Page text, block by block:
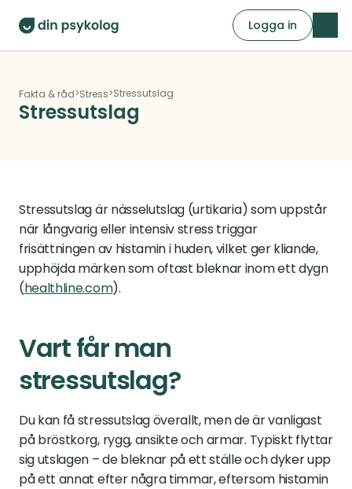
Logga in
Fakta & råd>Stress>Stressutslag
Stressutslag
Stressutslag är nässelutslag (urtikaria) som uppstår
när långvarig eller intensiv stress triggar
frisättningen av histamin i huden, vilket ger kliande,
upphöjda märken som oftast bleknar inom ett dygn
(healthline.com).
Vart får man
stressutslag?
Du kan få stressutslag överallt, men de är vanligast
på bröstkorg, rygg, ansikte och armar. Typiskt flyttar
sig utslagen – de bleknar på ett ställe och dyker upp
på ett annat efter några timmar, eftersom histamin